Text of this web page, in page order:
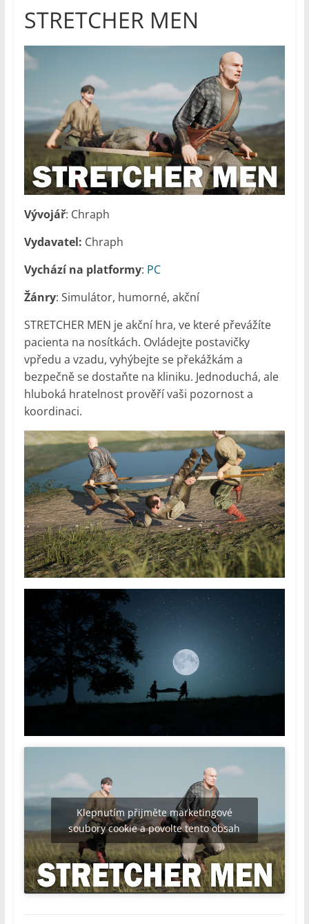
STRETCHER MEN
Vývojář: Chraph
Vydavatel: Chraph
Vychází na platformy: PC
Žánry: Simulátor, humorné, akční
STRETCHER MEN je akční hra, ve které převážíte
pacienta na nosítkách. Ovládejte postavičky
vpředu a vzadu, vyhýbejte se překážkám a
bezpečně se dostaňte na kliniku. Jednoduchá, ale
hluboká hratelnost prověří vaši pozornost a
koordinaci.
Klepnutím přijměte marketingové
soubory cookie a povolte tento obsah